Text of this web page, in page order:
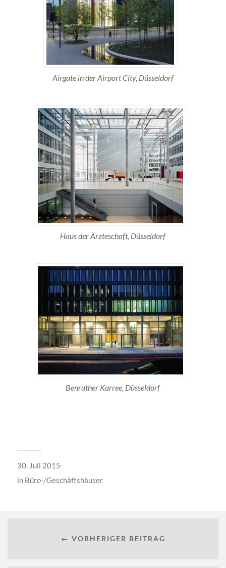
Airgate in der Airport City, Düsseldorf
Haus der Ärzteschaft, Düsseldorf
Benrather Karree, Düsseldorf
30. Juli 2015
in Büro-/Geschäftshäuser
← VORHERIGER BEITRAG